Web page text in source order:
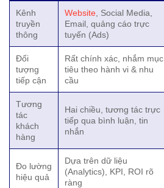
Kênh
truyền
thông
Website , Social Media,
Email, quảng cáo trực
tuyến (Ads)
Đối
tượng
tiếp cận
Rất chính xác, nhắm mục
tiêu theo hành vi & nhu
cầu
Tương
tác
khách
hàng
Hai chiều, tương tác trực
tiếp qua bình luận, tin
nhắn
Đo lường
hiệu quả
Dựa trên dữ liệu
(Analytics), KPI, ROI rõ
ràng